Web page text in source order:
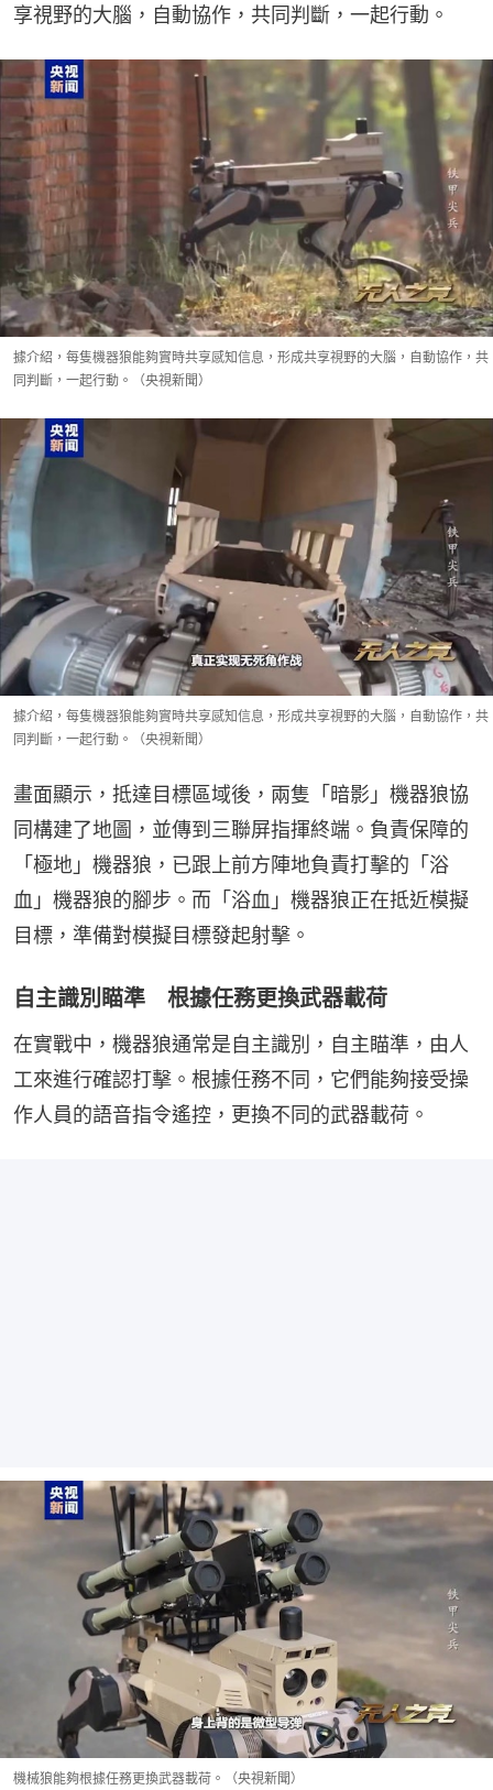
享視野的大腦，自動協作，共同判斷，一起行動。
據介紹，每隻機器狼能夠實時共享感知信息，形成共享視野的大腦，自動協作，共
同判斷，一起行動。（央視新聞）
據介紹，每隻機器狼能夠實時共享感知信息，形成共享視野的大腦，自動協作，共
同判斷，一起行動。（央視新聞）
畫面顯示，抵達目標區域後，兩隻「暗影」機器狼協
同構建了地圖，並傳到三聯屏指揮終端。負責保障的
「極地」機器狼，已跟上前方陣地負責打擊的「浴
血」機器狼的腳步。而「浴血」機器狼正在抵近模擬
目標，準備對模擬目標發起射擊。
自主識別瞄準 根據任務更換武器載荷
在實戰中，機器狼通常是自主識別，自主瞄準，由人
工來進行確認打擊。根據任務不同，它們能夠接受操
作人員的語音指令遙控，更換不同的武器載荷。
機械狼能夠根據任務更換武器載荷。（央視新聞）